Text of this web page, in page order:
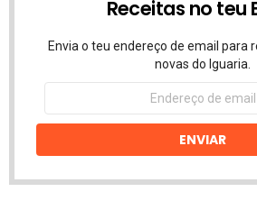
Receitas no teu
Envia o teu endereço de email para
novas do Iguaria.
Endereço
email
ENVIAR